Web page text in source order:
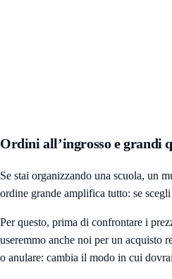
Ordini all’ingrosso e grandi
Se stai organizzando una scuola, un
ordine grande amplifica tutto: se
Per questo, prima di confrontare i
useremmo anche noi per un acquisto
o anulare: cambia il modo in cui